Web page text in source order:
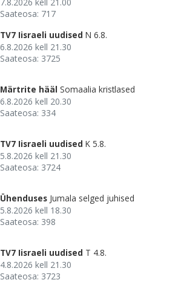
Saateosa: 717
TV7 Iisraeli uudised N 6.8.
6.8.2026 kell 21.30
Saateosa: 3725
Märtrite hääl Somaalia kristlased
6.8.2026 kell 20.30
Saateosa: 334
TV7 Iisraeli uudised K 5.8.
5.8.2026 kell 21.30
Saateosa: 3724
Ühenduses Jumala selged juhised
5.8.2026 kell 18.30
Saateosa: 398
TV7 Iisraeli uudised T 4.8.
4.8.2026 kell 21.30
Saateosa: 3723